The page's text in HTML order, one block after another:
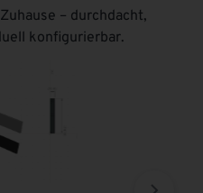
– durchdacht,
konfigurierbar.